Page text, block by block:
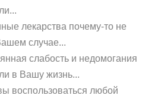
лекарства почему-то не
случае...
слабость и недомогания
в Вашу жизнь...
воспользоваться любой